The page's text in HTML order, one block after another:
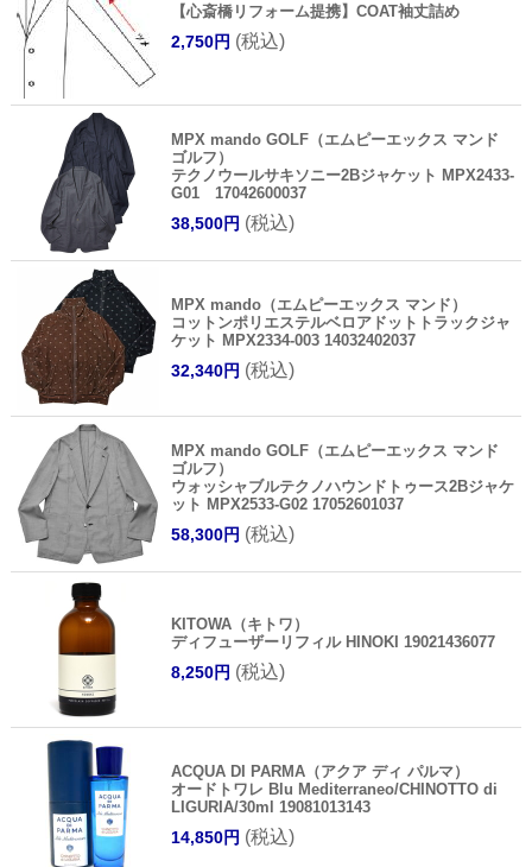
【心斎橋リフォーム提携】COAT袖丈詰め
2,750円 (税込)
MPX mando GOLF（エムピーエックス マンド
ゴルフ）
テクノウールサキソニー2Bジャケット MPX2433-
G01 17042600037
38,500円 (税込)
MPX mando（エムピーエックス マンド）
コットンポリエステルベロアドットトラックジャ
ケット MPX2334-003 14032402037
32,340円 (税込)
MPX mando GOLF（エムピーエックス マンド
ゴルフ）
ウォッシャブルテクノハウンドトゥース2Bジャケ
ット MPX2533-G02 17052601037
58,300円 (税込)
KITOWA（キトワ）
ディフューザーリフィル HINOKI 19021436077
8,250円 (税込)
ACQUA DI PARMA（アクア ディ パルマ）
オードトワレ Blu Mediterraneo/CHINOTTO di
LIGURIA/30ml 19081013143
14,850円 (税込)